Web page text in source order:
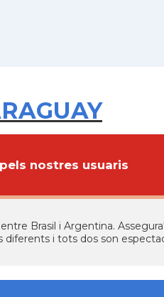
nostres usuaris
Brasil i Argentina.
i tots dos son